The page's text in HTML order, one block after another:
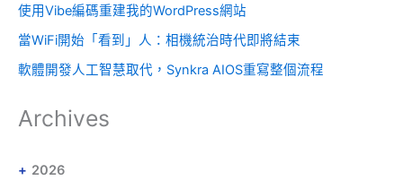
使用Vibe編碼重建我的WordPress網站
當WiFi開始「看到」人：相機統治時代即將結束
軟體開發人工智慧取代，Synkra AIOS重寫整個流程
Archives
2026